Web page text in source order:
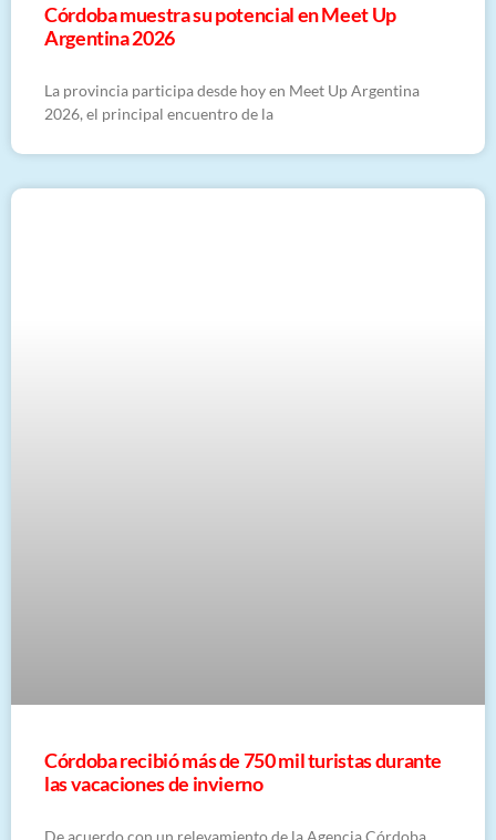
Córdoba muestra su potencial en Meet Up
Argentina 2026
La provincia participa desde hoy en Meet Up Argentina
2026, el principal encuentro de la
Córdoba recibió más de 750 mil turistas durante
las vacaciones de invierno
De acuerdo con un relevamiento de la Agencia Córdoba